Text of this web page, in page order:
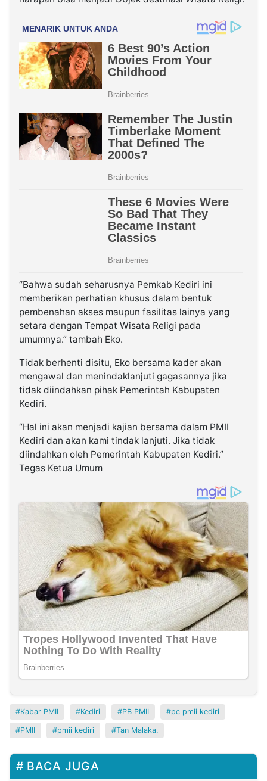
“Bahwa sudah seharusnya Pemkab Kediri ini
memberikan perhatian khusus dalam bentuk
pembenahan akses maupun fasilitas lainya yang
setara dengan Tempat Wisata Religi pada
umumnya.” tambah Eko.
Tidak berhenti disitu, Eko bersama kader akan
mengawal dan menindaklanjuti gagasannya jika
tidak diindahkan pihak Pemerintah Kabupaten
Kediri.
“Hal ini akan menjadi kajian bersama dalam PMII
Kediri dan akan kami tindak lanjuti. Jika tidak
diindahkan oleh Pemerintah Kabupaten Kediri.”
Tegas Ketua Umum
Kabar PMII Kediri PB PMII pc pmii kediri
PMII pmii kediri Tan Malaka.
BACA JUGA